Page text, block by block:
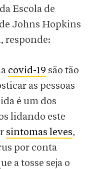
Escola de
Johns Hopkins
responde:
covid-19 são tão
as pessoas
é um dos
lidando este
sintomas leves,
por conta
a tosse seja o